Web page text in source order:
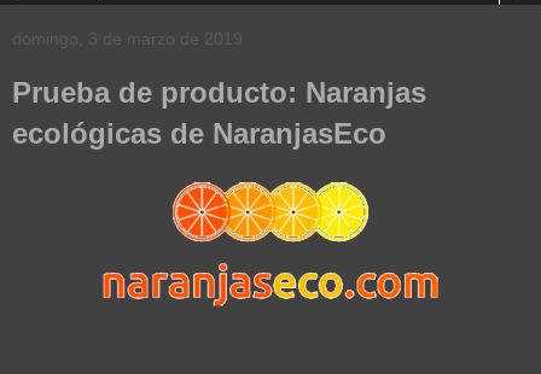
domingo, 3 de marzo de 2019
Prueba de producto: Naranjas
ecológicas de NaranjasEco